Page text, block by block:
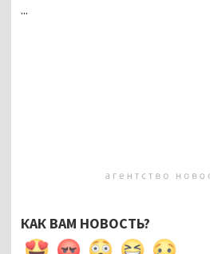
...
КАК ВАМ НОВОСТЬ?